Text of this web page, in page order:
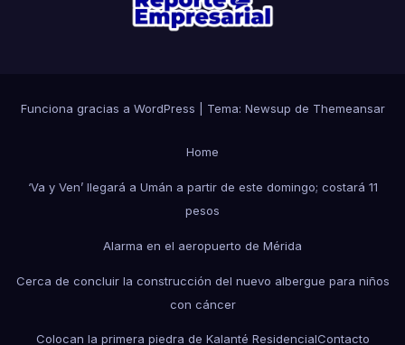
Funciona gracias a WordPress Tema: Newsup de Themeansar
Home
‘Va y Ven’ llegará a Umán a partir de este domingo; costará 11
pesos
Alarma en el aeropuerto de Mérida
Cerca de concluir la construcción del nuevo albergue para niños
con cáncer
Colocan la primera piedra de Kalanté ResidencialContacto